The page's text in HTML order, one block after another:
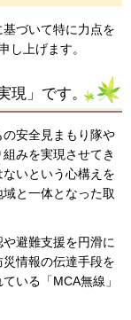
づいて特に力点を
し上げます。
現」です。
安全見まもり隊や
みを実現させてき
いという心構えを
と一体となった取
避難支援を円滑に
情報の伝達手段を
いる「MCA無線」